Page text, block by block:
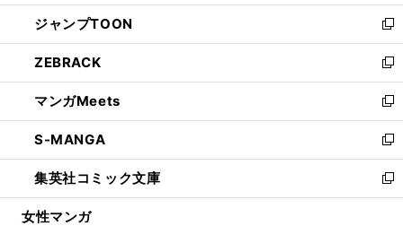
開
く
ウ
で
開
く
ン
ド
ウ
で
開
く
ウ
ィ
ン
ド
ウ
で
開
く
し
い
ウ
ィ
ン
ド
ウ
で
開
く
ジャンプTOON
新
し
い
ウ
ィ
ン
ド
ウ
で
開
ZEBRACK
新
し
い
ウ
ィ
ン
ド
ウ
マンガMeets
新
し
い
ウ
ィ
ン
S-MANGA
新
し
い
ウ
集英社コミック文庫
新
し
女性マンガ